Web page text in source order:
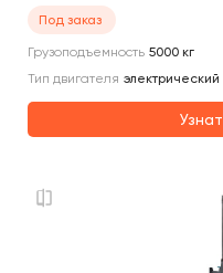
Под заказ
Грузоподъемность 5000 кг
Тип двигателя электрический